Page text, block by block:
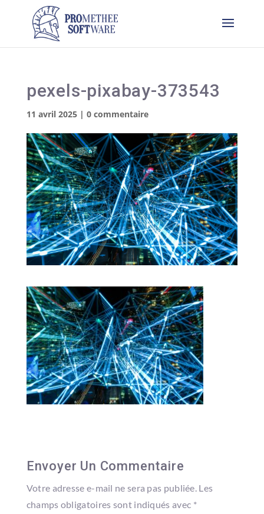
pexels-pixabay-373543
11 avril 2025| 0 commentaire
Envoyer Un Commentaire
Votre adresse e-mail ne sera pas publiée. Les
champs obligatoires sont indiqués avec *